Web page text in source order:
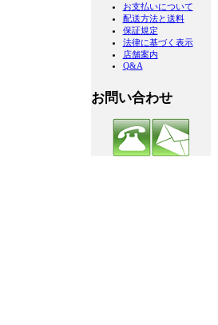
お支払いについて
配送方法と送料
保証規定
法律に基づく表示
店舗案内
Q&A
お問い合わせ